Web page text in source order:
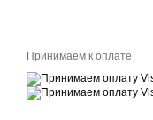
Принимаем к оплате